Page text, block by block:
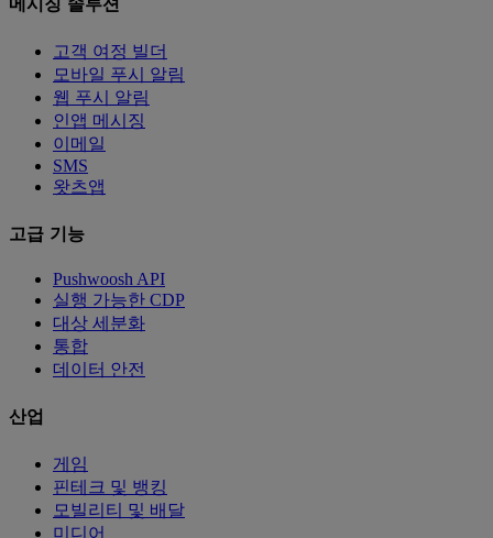
고객 여정 빌더
모바일 푸시 알림
웹 푸시 알림
인앱 메시징
이메일
SMS
왓츠앱
고급 기능
Pushwoosh API
실행 가능한 CDP
대상 세분화
통합
데이터 안전
산업
게임
핀테크 및 뱅킹
모빌리티 및 배달
미디어